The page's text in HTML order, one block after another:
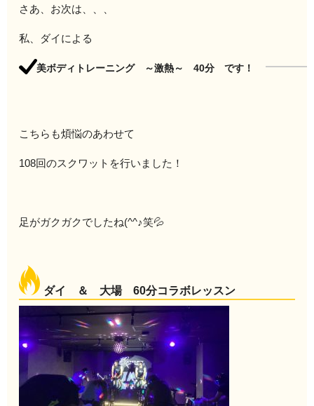
さあ、お次は、、、
私、ダイによる
美ボディトレーニング ～激熱～ 40分 です！
こちらも煩悩のあわせて
108回のスクワットを行いました！
足がガクガクでしたね(^^♪笑💦
ダイ ＆ 大場 60分コラボレッスン